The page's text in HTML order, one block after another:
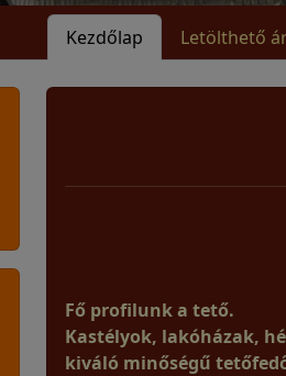
Kezdőlap Letölthető
Fő profilunk a tető.
Kastélyok, lakóházak,
kiváló minőségű